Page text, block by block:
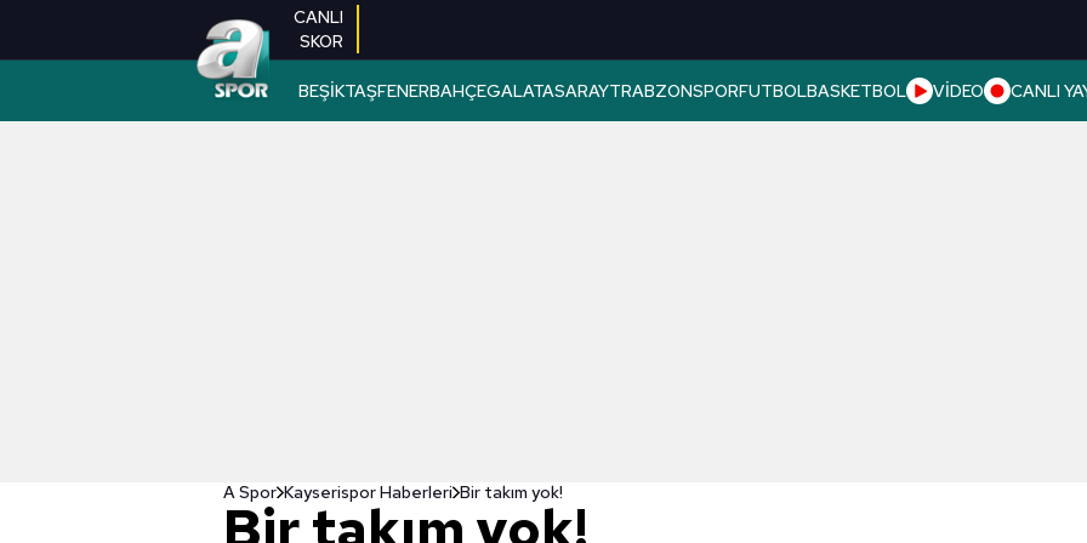
CANLI
SKOR
BEŞİKTAŞFENERBAHÇEGALATASARAYTRABZONSPORFUTBOLBASKETBOL VİDEO CANLI
A Spor Kayserispor Haberleri Bir takım yok!
Bir takım yok!